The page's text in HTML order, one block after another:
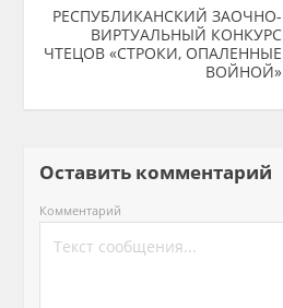
РЕСПУБЛИКАНСКИЙ ЗАОЧНО-
ВИРТУАЛЬНЫЙ КОНКУРС
ЧТЕЦОВ «СТРОКИ, ОПАЛЕННЫЕ
ВОЙНОЙ»
Оставить комментарий
Комментарий